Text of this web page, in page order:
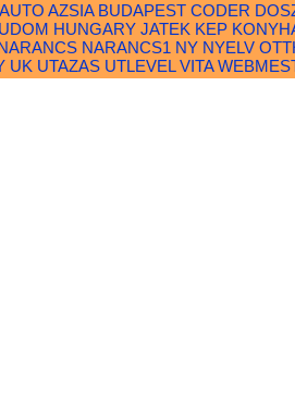
AUTO AZSIA BUDAPEST CODER
HUNGARY JATEK KEP
NARANCS1 NY NYELV
UK UTAZAS UTLEVEL VITA